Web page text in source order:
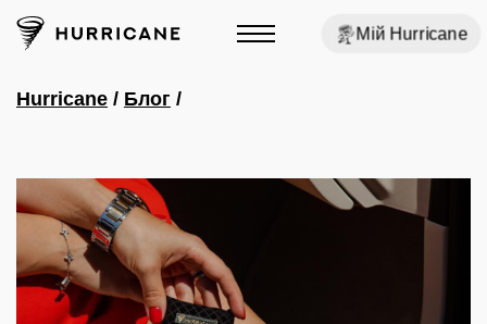
Мій Hurricane
Hurricane / Блог /